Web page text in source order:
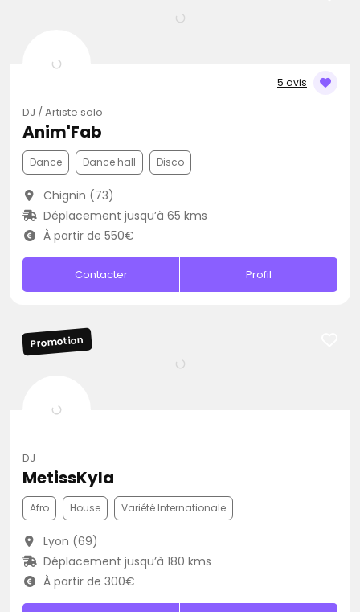
5 avis
DJ / Artiste solo
Anim'Fab
Dance Dance hall Disco
Chignin (73)
Déplacement jusqu’à 65 kms
À partir de 550€
Contacter Profil
Promotion
DJ
MetissKyla
Afro House Variété Internationale
Lyon (69)
Déplacement jusqu’à 180 kms
À partir de 300€